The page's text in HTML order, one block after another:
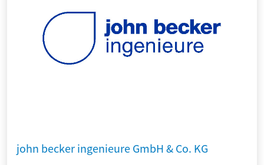
john becker ingenieure GmbH & Co. KG